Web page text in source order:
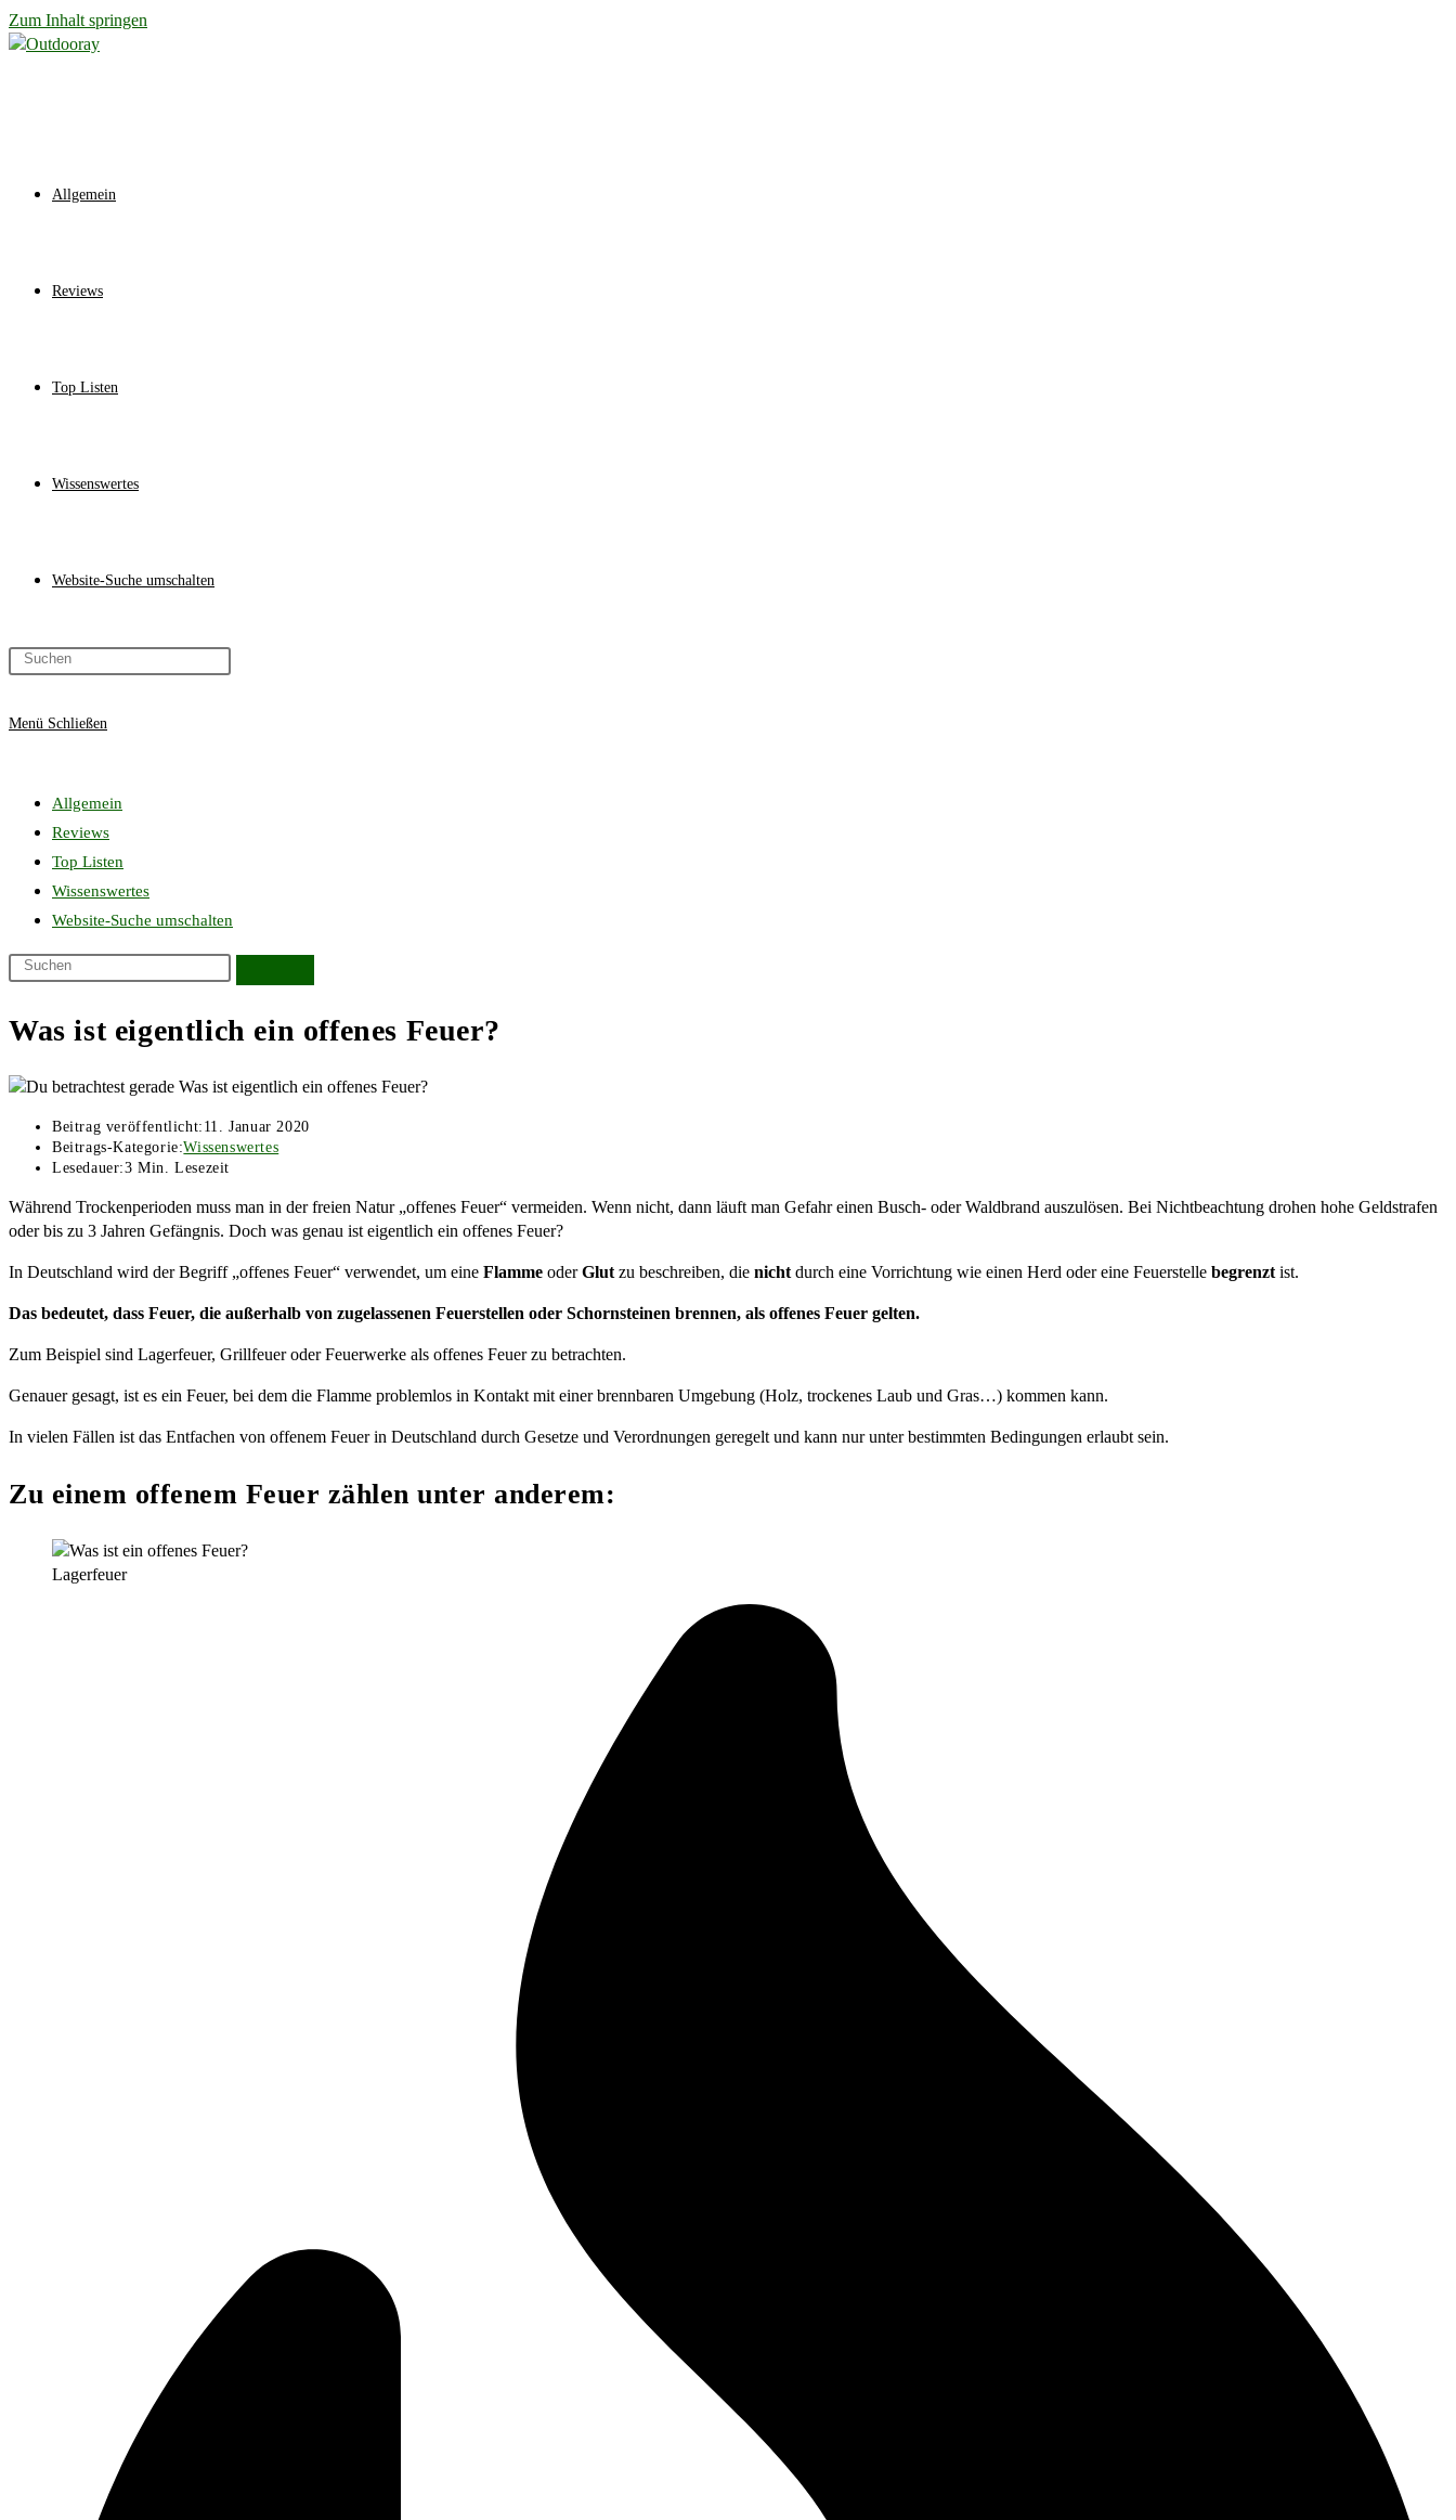
Zum Inhalt springen
Allgemein
Reviews
Top Listen
Wissenswertes
Website-Suche umschalten
Menü Schließen
Allgemein
Reviews
Top Listen
Wissenswertes
Website-Suche umschalten
Was ist eigentlich ein offenes Feuer?
Beitrag veröffentlicht: 11. Januar 2020
Beitrags-Kategorie:Wissenswertes
Lesedauer:3 Min. Lesezeit
Während Trockenperioden muss man in der freien Natur „offenes Feuer“ vermeiden. Wenn nicht, dann läuft man Gefahr einen Busch- oder Waldbrand auszulösen. Bei Nichtbeachtung drohen hohe Geldstrafen
oder bis zu 3 Jahren Gefängnis. Doch was genau ist eigentlich ein offenes Feuer?
In Deutschland wird der Begriff „offenes Feuer“ verwendet, um eine Flamme oderGlutzu beschreiben, die nichtdurch eine Vorrichtung wie einen Herd oder eine Feuerstelle begrenztist.
Das bedeutet, dass Feuer, die außerhalb von zugelassenen Feuerstellen oder Schornsteinen brennen, als offenes Feuer gelten.
Zum Beispiel sind Lagerfeuer, Grillfeuer oder Feuerwerke als offenes Feuer zu betrachten.
Genauer gesagt, ist es ein Feuer, bei dem die Flamme problemlos in Kontakt mit einer brennbaren Umgebung (Holz, trockenes Laub und Gras…) kommen kann.
In vielen Fällen ist das Entfachen von offenem Feuer in Deutschland durch Gesetze und Verordnungen geregelt und kann nur unter bestimmten Bedingungen erlaubt sein.
Zu einem offenem Feuer zählen unter anderem:
Lagerfeuer